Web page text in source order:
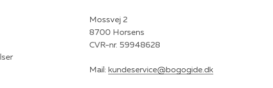
Mossvej 2
8700 Horsens
CVR-nr. 59948628
Mail: kundeservice@bogogide.dk